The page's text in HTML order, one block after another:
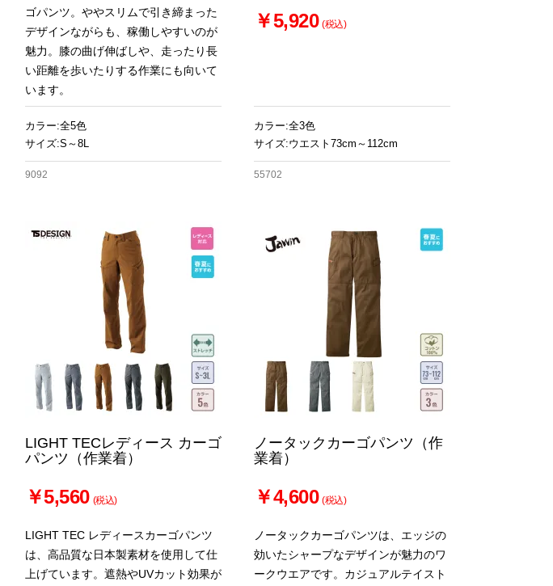
ゴパンツ。ややスリムで引き締まった
デザインながらも、稼働しやすいのが
魅力。膝の曲げ伸ばしや、走ったり長
い距離を歩いたりする作業にも向いて
います。
カラー:全5色
サイズ:S～8L
9092
￥5,920 (税込)
カラー:全3色
サイズ:ウエスト73cm～112cm
55702
LIGHT TECレディース カーゴ
パンツ（作業着）
￥5,560 (税込)
LIGHT TEC レディースカーゴパンツ
は、高品質な日本製素材を使用して仕
上げています。遮熱やUVカット効果が
ノータックカーゴパンツ（作
業着）
￥4,600 (税込)
ノータックカーゴパンツは、エッジの
効いたシャープなデザインが魅力のワ
ークウエアです。カジュアルテイスト